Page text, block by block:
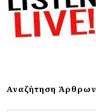
Αναζήτηση Άρθρων